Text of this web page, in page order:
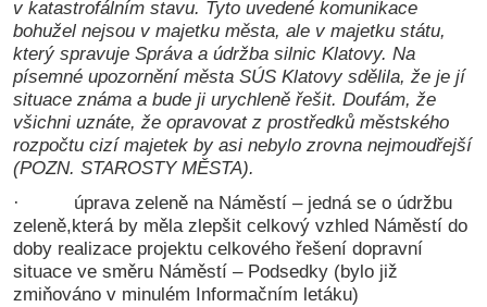
v katastrofálním stavu. Tyto uvedené komunikace
bohužel nejsou v majetku města, ale v majetku státu,
který spravuje Správa a údržba silnic Klatovy. Na
písemné upozornění města SÚS Klatovy sdělila, že je jí
situace známa a bude ji urychleně řešit. Doufám, že
všichni uznáte, že opravovat z prostředků městského
rozpočtu cizí majetek by asi nebylo zrovna nejmoudřejší
(POZN. STAROSTY MĚSTA).
· úprava zeleně na Náměstí – jedná se o údržbu
zeleně,která by měla zlepšit celkový vzhled Náměstí do
doby realizace projektu celkového řešení dopravní
situace ve směru Náměstí – Podsedky (bylo již
zmiňováno v minulém Informačním letáku)